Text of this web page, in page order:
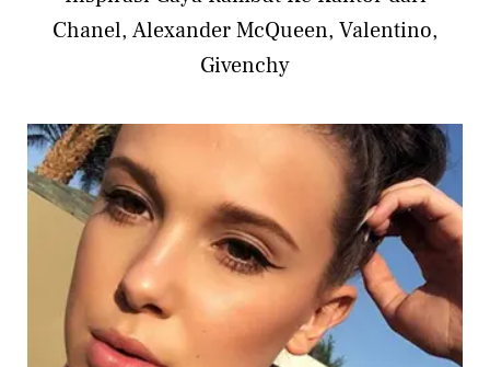
Chanel, Alexander McQueen, Valentino,
Givenchy